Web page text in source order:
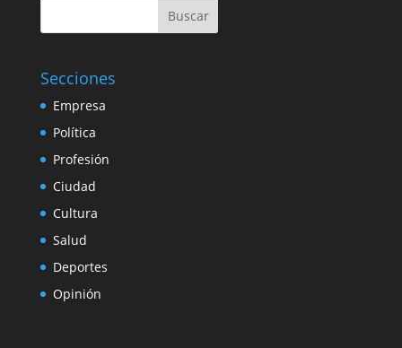
Buscar
Secciones
Empresa
Política
Profesión
Ciudad
Cultura
Salud
Deportes
Opinión